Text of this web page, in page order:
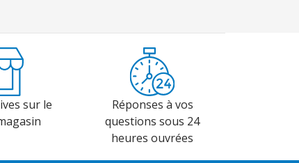
sur le
Réponses à vos
questions sous 24
heures ouvrées